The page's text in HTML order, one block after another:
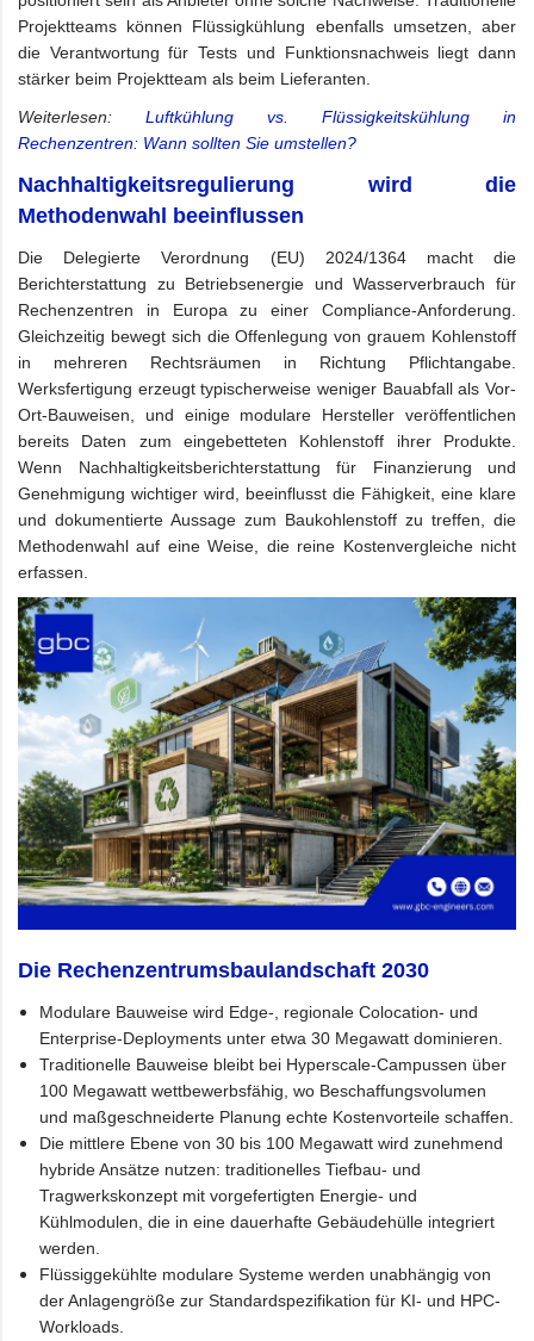
Projektteams können Flüssigkühlung ebenfalls umsetzen, aber
die Verantwortung für Tests und Funktionsnachweis liegt dann
stärker beim Projektteam als beim Lieferanten.
Weiterlesen: Luftkühlung vs. Flüssigkeitskühlung in
Rechenzentren: Wann sollten Sie umstellen?
Nachhaltigkeitsregulierung wird die
Methodenwahl beeinflussen
Die Delegierte Verordnung (EU) 2024/1364 macht die
Berichterstattung zu Betriebsenergie und Wasserverbrauch für
Rechenzentren in Europa zu einer Compliance-Anforderung.
Gleichzeitig bewegt sich die Offenlegung von grauem Kohlenstoff
in mehreren Rechtsräumen in Richtung Pflichtangabe.
Werksfertigung erzeugt typischerweise weniger Bauabfall als Vor-
Ort-Bauweisen, und einige modulare Hersteller veröffentlichen
bereits Daten zum eingebetteten Kohlenstoff ihrer Produkte.
Wenn Nachhaltigkeitsberichterstattung für Finanzierung und
Genehmigung wichtiger wird, beeinflusst die Fähigkeit, eine klare
und dokumentierte Aussage zum Baukohlenstoff zu treffen, die
Methodenwahl auf eine Weise, die reine Kostenvergleiche nicht
erfassen.
Die Rechenzentrumsbaulandschaft 2030
Modulare Bauweise wird Edge-, regionale Colocation- und
Enterprise-Deployments unter etwa 30 Megawatt dominieren.
Traditionelle Bauweise bleibt bei Hyperscale-Campussen über
100 Megawatt wettbewerbsfähig, wo Beschaffungsvolumen
und maßgeschneiderte Planung echte Kostenvorteile schaffen.
Die mittlere Ebene von 30 bis 100 Megawatt wird zunehmend
hybride Ansätze nutzen: traditionelles Tiefbau- und
Tragwerkskonzept mit vorgefertigten Energie- und
Kühlmodulen, die in eine dauerhafte Gebäudehülle integriert
werden.
Flüssiggekühlte modulare Systeme werden unabhängig von
der Anlagengröße zur Standardspezifikation für KI- und HPC-
Workloads.